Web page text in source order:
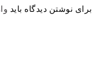
برای نوشتن دیدگاه باید